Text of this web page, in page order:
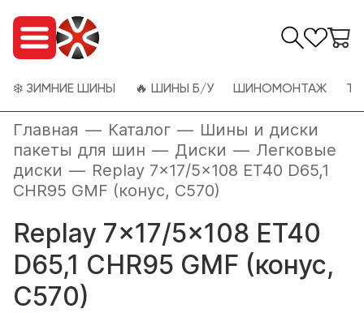
❄️ ЗИМНИЕ ШИНЫ 🔥 ШИНЫ Б/У ШИНОМОНТАЖ
Главная — Каталог — Шины и диски
пакеты для шин — Диски — Легковые
диски — Replay 7x17/5x108 ET40 D65,1
CHR95 GMF (конус, C570)
Replay 7x17/5x108 ET40
D65,1 CHR95 GMF (конус,
C570)